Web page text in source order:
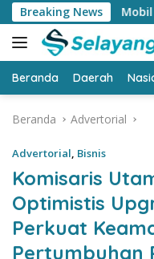
Langsung
ke
konten
Breaking News
Mobil Keluarga Harus
Beranda Daerah
Beranda Advertorial
Advertorial, Bisnis
Komisaris
Optimistis
Perkuat
Pertumbuhan